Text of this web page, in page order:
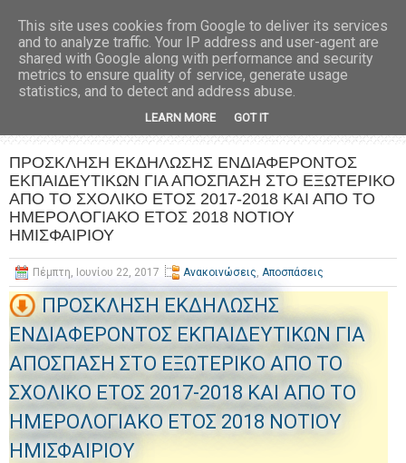
ΠΡΟΣΚΛΗΣΗ ΕΚΔΗΛΩΣΗΣ ΕΝΔΙΑΦΕΡΟΝΤΟΣ
ΕΚΠΑΙΔΕΥΤΙΚΩΝ ΓΙΑ ΑΠΟΣΠΑΣΗ ΣΤΟ ΕΞΩΤΕΡΙΚΟ
ΑΠΟ ΤΟ ΣΧΟΛΙΚΟ ΕΤΟΣ 2017-2018 ΚΑΙ ΑΠΟ ΤΟ
ΗΜΕΡΟΛΟΓΙΑΚΟ ΕΤΟΣ 2018 ΝΟΤΙΟΥ
ΗΜΙΣΦΑΙΡΙΟΥ
Πέμπτη, Ιουνίου 22, 2017 Ανακοινώσεις, Αποσπάσεις
ΠΡΟΣΚΛΗΣΗ ΕΚΔΗΛΩΣΗΣ
ΕΝΔΙΑΦΕΡΟΝΤΟΣ ΕΚΠΑΙΔΕΥΤΙΚΩΝ ΓΙΑ
ΑΠΟΣΠΑΣΗ ΣΤΟ ΕΞΩΤΕΡΙΚΟ ΑΠΟ ΤΟ
ΣΧΟΛΙΚΟ ΕΤΟΣ 2017-2018 ΚΑΙ ΑΠΟ ΤΟ
ΗΜΕΡΟΛΟΓΙΑΚΟ ΕΤΟΣ 2018 ΝΟΤΙΟΥ
ΗΜΙΣΦΑΙΡΙΟΥ
This site uses cookies from Google to deliver its services
and to analyze traffic. Your IP address and user-agent are
shared with Google along with performance and security
metrics to ensure quality of service, generate usage
statistics, and to detect and address abuse.
LEARN MORE GOT IT